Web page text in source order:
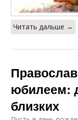
Читать дальше →
юбилеем:
близких